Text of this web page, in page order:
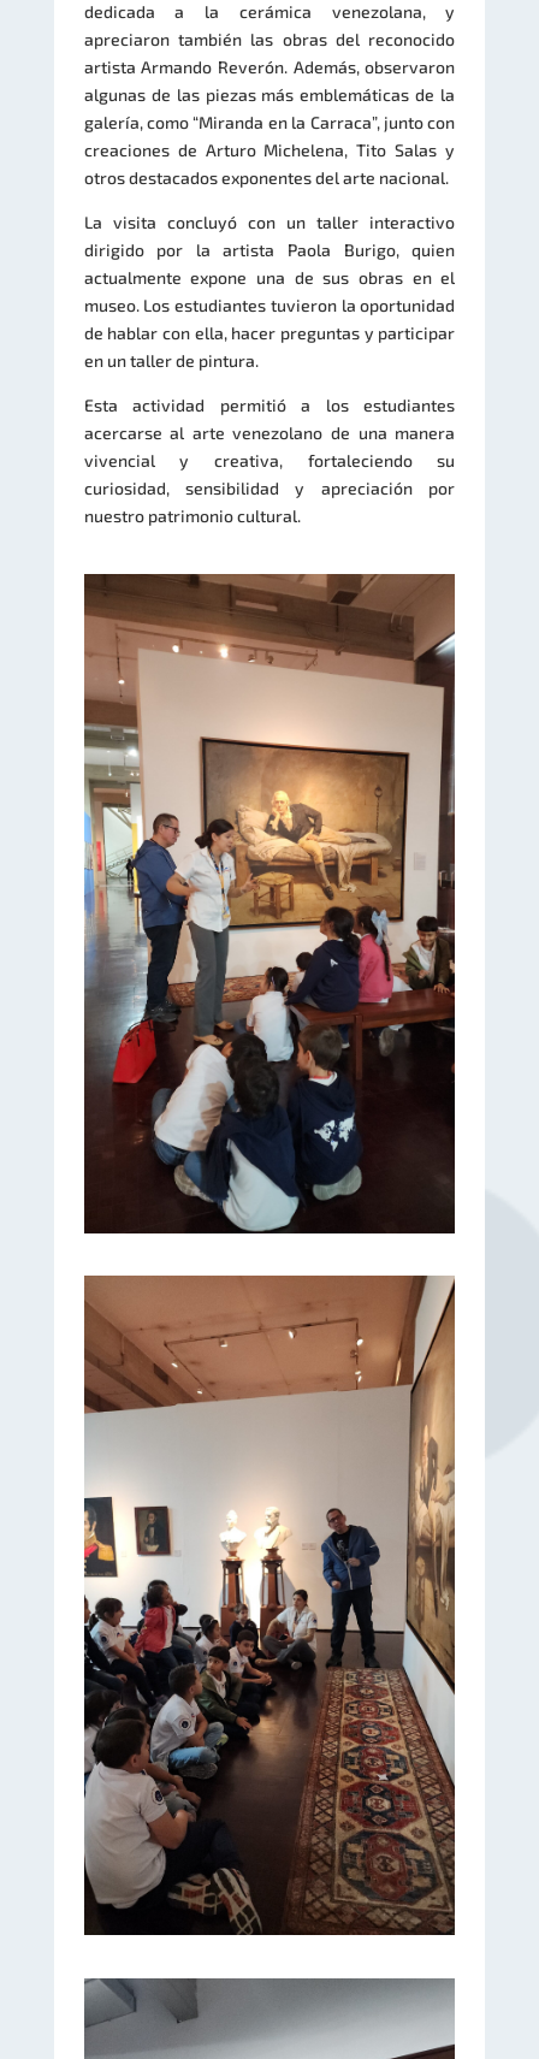
dedicada a la cerámica venezolana, y
apreciaron también las obras del reconocido
artista Armando Reverón. Además, observaron
algunas de las piezas más emblemáticas de la
galería, como “Miranda en la Carraca”, junto con
creaciones de Arturo Michelena, Tito Salas y
otros destacados exponentes del arte nacional.
La visita concluyó con un taller interactivo
dirigido por la artista Paola Burigo, quien
actualmente expone una de sus obras en el
museo. Los estudiantes tuvieron la oportunidad
de hablar con ella, hacer preguntas y participar
en un taller de pintura.
Esta actividad permitió a los estudiantes
acercarse al arte venezolano de una manera
vivencial y creativa, fortaleciendo su
curiosidad, sensibilidad y apreciación por
nuestro patrimonio cultural.